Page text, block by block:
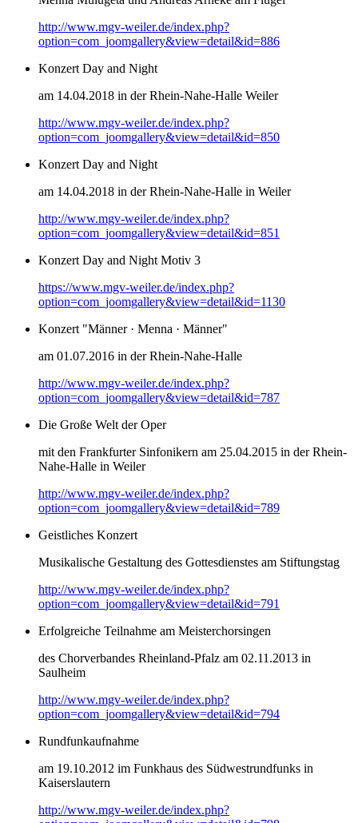
http://www.mgv-weiler.de/index.php?
option=com_joomgallery&view=detail&id=886
Konzert Day and Night
am 14.04.2018 in der Rhein-Nahe-Halle Weiler
http://www.mgv-weiler.de/index.php?
option=com_joomgallery&view=detail&id=850
Konzert Day and Night
am 14.04.2018 in der Rhein-Nahe-Halle in Weiler
http://www.mgv-weiler.de/index.php?
option=com_joomgallery&view=detail&id=851
Konzert Day and Night Motiv 3
https://www.mgv-weiler.de/index.php?
option=com_joomgallery&view=detail&id=1130
Konzert "Männer · Menna · Männer"
am 01.07.2016 in der Rhein-Nahe-Halle
http://www.mgv-weiler.de/index.php?
option=com_joomgallery&view=detail&id=787
Die Große Welt der Oper
mit den Frankfurter Sinfonikern am 25.04.2015 in der Rhein-
Nahe-Halle in Weiler
http://www.mgv-weiler.de/index.php?
option=com_joomgallery&view=detail&id=789
Geistliches Konzert
Musikalische Gestaltung des Gottesdienstes am Stiftungstag
http://www.mgv-weiler.de/index.php?
option=com_joomgallery&view=detail&id=791
Erfolgreiche Teilnahme am Meisterchorsingen
des Chorverbandes Rheinland-Pfalz am 02.11.2013 in
Saulheim
http://www.mgv-weiler.de/index.php?
option=com_joomgallery&view=detail&id=794
Rundfunkaufnahme
am 19.10.2012 im Funkhaus des Südwestrundfunks in
Kaiserslautern
http://www.mgv-weiler.de/index.php?